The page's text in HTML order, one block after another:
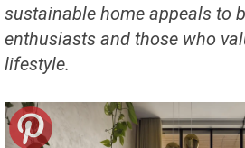
sustainable home appeals to
enthusiasts and those who
lifestyle.